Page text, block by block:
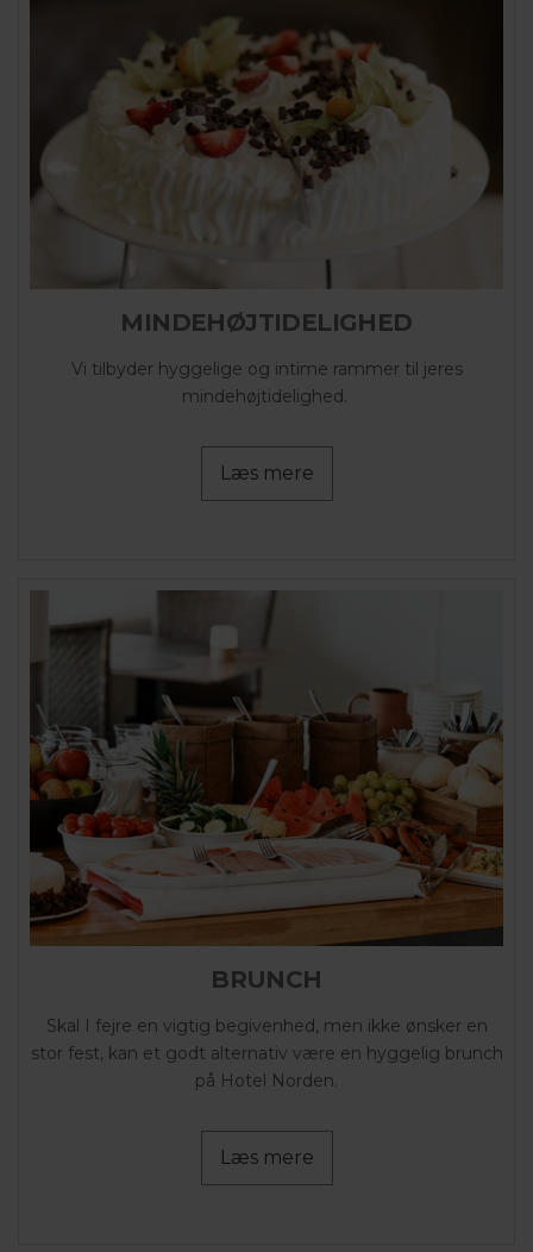
MINDEHØJTIDELIGHED
Vi tilbyder hyggelige og intime rammer til jeres
mindehøjtidelighed.
Læs mere
BRUNCH
Skal I fejre en vigtig begivenhed, men ikke ønsker en
stor fest, kan et godt alternativ være en hyggelig brunch
på Hotel Norden.
Læs mere